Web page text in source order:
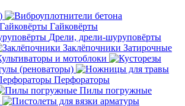
Гайковёрты
Дрели, дрели-шуруповёрты
Заклёпочники Затирочные
и мотоблоки
(реноваторы)
Перфораторы
Пилы погружные